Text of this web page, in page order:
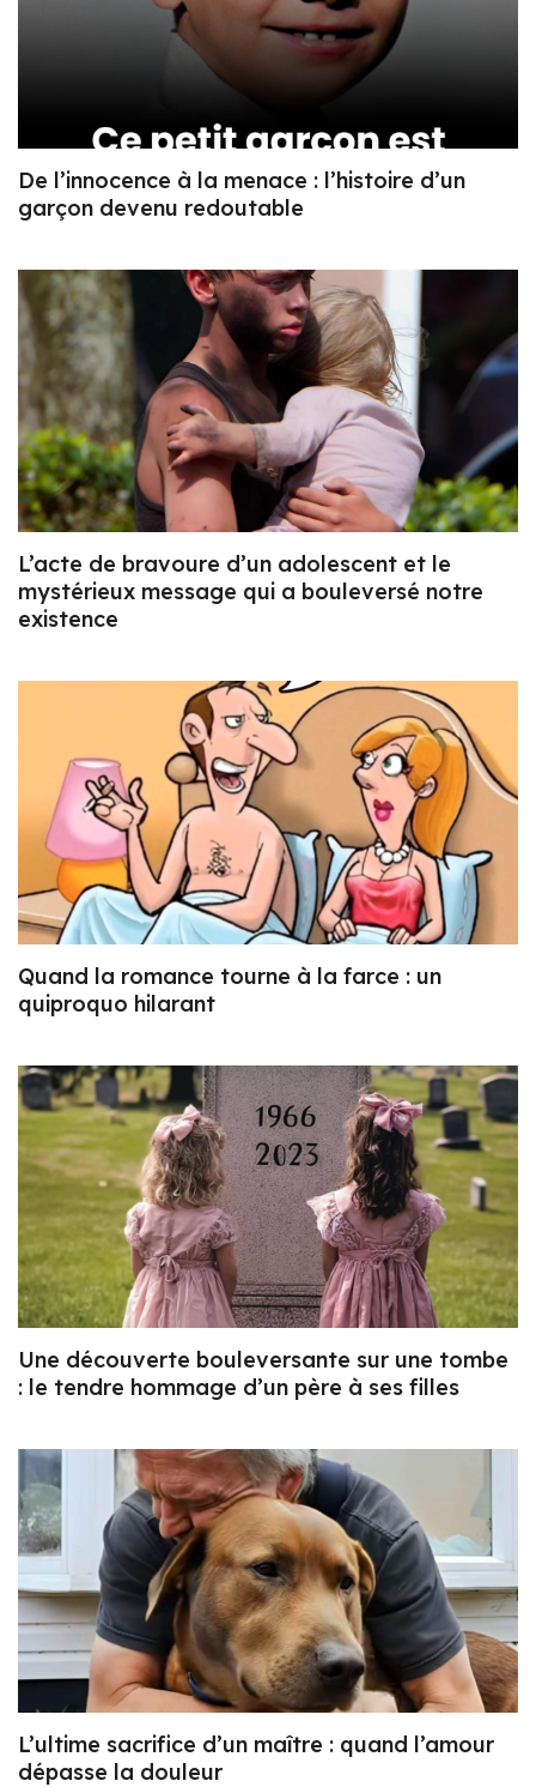
De l’innocence à la menace : l’histoire d’un
garçon devenu redoutable
L’acte de bravoure d’un adolescent et le
mystérieux message qui a bouleversé notre
existence
Quand la romance tourne à la farce : un
quiproquo hilarant
Une découverte bouleversante sur une tombe
: le tendre hommage d’un père à ses filles
L’ultime sacrifice d’un maître : quand l’amour
dépasse la douleur